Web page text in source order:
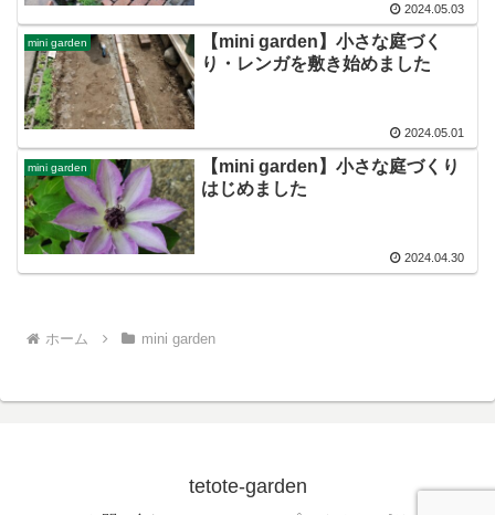
2024.05.03
mini garden
【mini garden】小さな庭づく
り・レンガを敷き始めました
2024.05.01
mini garden
【mini garden】小さな庭づくり
はじめました
2024.04.30
ホーム mini garden
tetote-garden